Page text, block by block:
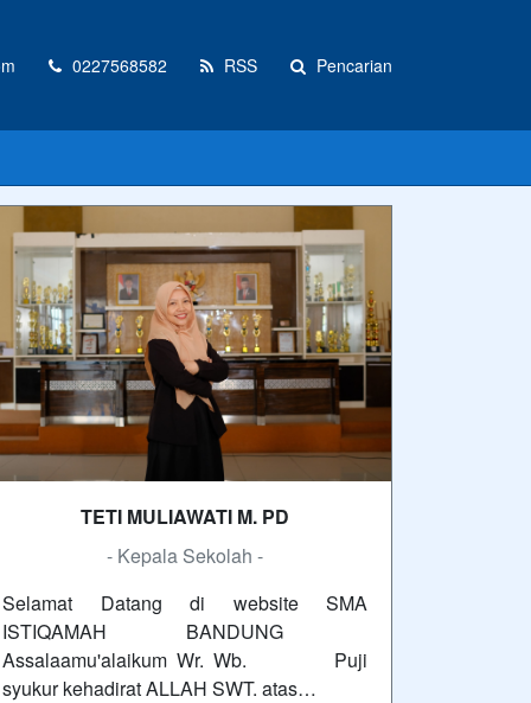
0227568582 RSS Pencarian
TETI MULIAWATI M. PD
- Kepala Sekolah -
Selamat Datang di website SMA
ISTIQAMAH BANDUNG
Assalaamu'alaikum Wr. Wb. Puji
syukur kehadirat ALLAH SWT. atas…